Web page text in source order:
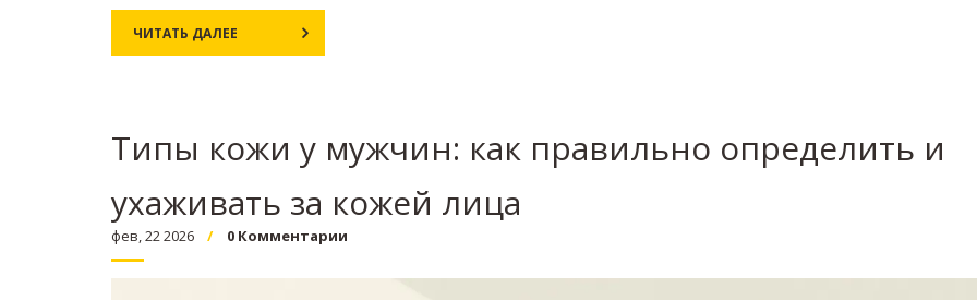
ЧИТАТЬ ДАЛЕЕ
Типы кожи у мужчин: как правильно определить и
ухаживать за кожей лица
фев, 22 2026 0 Комментарии